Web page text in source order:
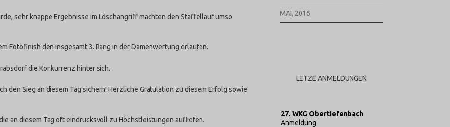
sehr knappe Ergebnisse im Löschangriff machten den Staffellauf umso
Fotofinish den insgesamt 3. Rang in der Damenwertung erlaufen.
die Konkurrenz hinter sich.
den Sieg an diesem Tag sichern! Herzliche Gratulation zu diesem Erfolg sowie
an diesem Tag oft eindrucksvoll zu Höchstleistungen aufliefen.
MAI, 2016
LETZE ANMELDUNGEN
27. WKG Obertiefenbach
Anmeldung